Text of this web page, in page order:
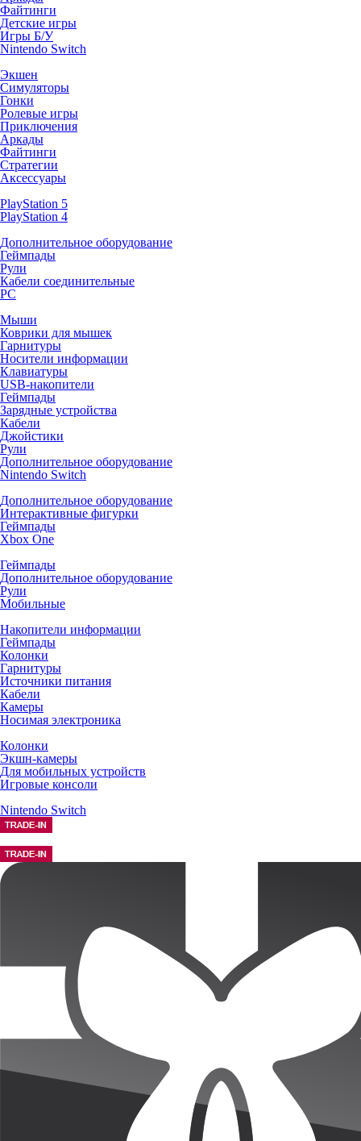
Файтинги
Детские игры
Игры Б/У
Nintendo Switch
Экшен
Симуляторы
Гонки
Ролевые игры
Приключения
Аркады
Файтинги
Стратегии
Аксессуары
PlayStation 5
PlayStation 4
Дополнительное оборудование
Геймпады
Рули
Кабели соединительные
PC
Мыши
Коврики для мышек
Гарнитуры
Носители информации
Клавиатуры
USB-накопители
Геймпады
Зарядные устройства
Кабели
Джойстики
Рули
Дополнительное оборудование
Nintendo Switch
Дополнительное оборудование
Интерактивные фигурки
Геймпады
Xbox One
Геймпады
Дополнительное оборудование
Рули
Мобильные
Накопители информации
Геймпады
Колонки
Гарнитуры
Источники питания
Кабели
Камеры
Носимая электроника
Колонки
Экшн-камеры
Для мобильных устройств
Игровые консоли
Nintendo Switch